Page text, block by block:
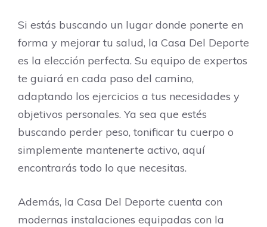
Si estás buscando un lugar donde ponerte en
forma y mejorar tu salud, la Casa Del Deporte
es la elección perfecta. Su equipo de expertos
te guiará en cada paso del camino,
adaptando los ejercicios a tus necesidades y
objetivos personales. Ya sea que estés
buscando perder peso, tonificar tu cuerpo o
simplemente mantenerte activo, aquí
encontrarás todo lo que necesitas.
Además, la Casa Del Deporte cuenta con
modernas instalaciones equipadas con la